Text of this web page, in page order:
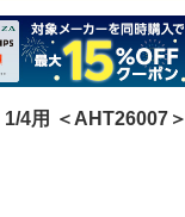
4用 ＜AHT26007＞